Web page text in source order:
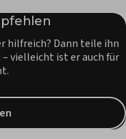
hilfreich? Dann teile ihn
vielleicht ist er auch für